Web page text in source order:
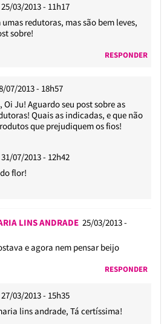
25/03/2013 - 11h17
umas redutoras, mas são bem leves,
sobre!
RESPONDER
07/2013 - 18h57
, Oi Ju! Aguardo seu post sobre as
Quais as indicadas, e que não
que prejudiquem os fios!
31/07/2013 - 12h42
flor!
LINS ANDRADE 25/03/2013 -
e agora nem pensar beijo
RESPONDER
27/03/2013 - 15h35
lins andrade, Tá certíssima!